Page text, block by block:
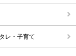
レ・子育て